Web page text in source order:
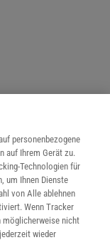
am Kiosk:
personenbezogene
auf Ihrem Gerät zu.
Technologien für
um Ihnen Dienste
von Alle ablehnen
Wenn Tracker
möglicherweise nicht
wieder